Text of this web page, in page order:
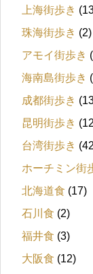
上海街歩き
珠海街歩き (2)
アモイ街歩き
海南島街歩き
成都街歩き
昆明街歩き
台湾街歩き
ホーチミン街
北海道食 (17)
石川食 (2)
福井食 (3)
大阪食 (12)